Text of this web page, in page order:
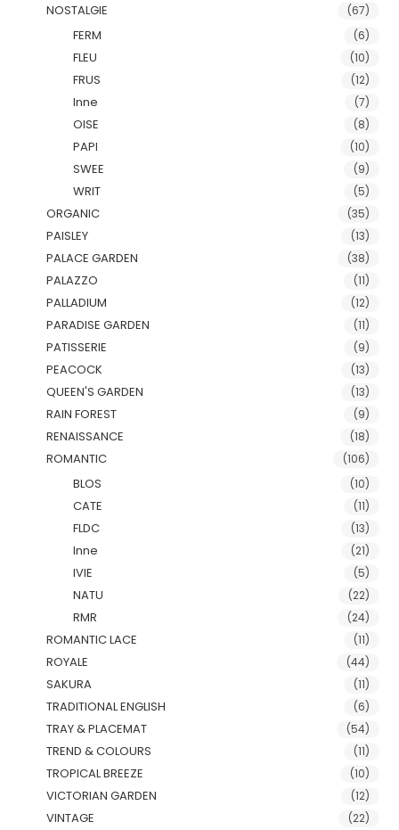
NOSTALGIE (67)
FERM (6)
FLEU (10)
FRUS (12)
Inne (7)
OISE (8)
PAPI (10)
SWEE (9)
WRIT (5)
ORGANIC (35)
PAISLEY (13)
PALACE GARDEN (38)
PALAZZO (11)
PALLADIUM (12)
PARADISE GARDEN (11)
PATISSERIE (9)
PEACOCK (13)
QUEEN'S GARDEN (13)
RAIN FOREST (9)
RENAISSANCE (18)
ROMANTIC (106)
BLOS (10)
CATE (11)
FLDC (13)
Inne (21)
IVIE (5)
NATU (22)
RMR (24)
ROMANTIC LACE (11)
ROYALE (44)
SAKURA (11)
TRADITIONAL ENGLISH (6)
TRAY & PLACEMAT (54)
TREND & COLOURS (11)
TROPICAL BREEZE (10)
VICTORIAN GARDEN (12)
VINTAGE (22)